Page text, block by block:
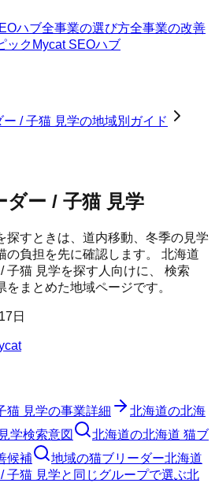
ハブ全事業の選び方全事業の改善
ック Mycat SEOハブ
/ 子猫 見学の地域別ガイド
ダー / 子猫 見学
探すときは、道内移動、冬季の見学
の負担を先に確認します。 北海道
子猫 見学を探す人向けに、 検索
まとめた地域ページです。
日
猫 見学の事業詳細
北海道の北海
学検索意図
北海道の北海道 猫ブ
候補
地域の猫ブリーダー北海道
子猫 見学と同じグループで選ぶ北